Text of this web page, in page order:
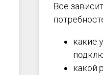
Все
какие
какой